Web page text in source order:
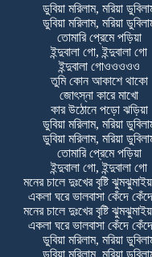
ডুবিয়া মরিলাম, মরিয়া
ডুবিয়া মরিলাম, মরিয়া
তোমারি প্রেমে পড়িয়া
ইন্দুবালা গো, ইন্দুবালা গো
ইন্দুবালা গোওওওওও
তুমি কোন আকাশে থাকো
জোৎস্না কারে মাখো
কার উঠোনে পড়ো ঝড়িয়া
ডুবিয়া মরিলাম, মরিয়া
ডুবিয়া মরিলাম, মরিয়া
তোমারি প্রেমে পড়িয়া
ইন্দুবালা গো, ইন্দুবালা গো
মনের চালে দুঃখের বৃষ্টি
একলা ঘরে ভালবাসা কেঁদে
মনের চালে দুঃখের বৃষ্টি
একলা ঘরে ভালবাসা কেঁদে
ডুবিয়া মরিলাম, মরিয়া
ডুবিয়া মরিলাম, মরিয়া